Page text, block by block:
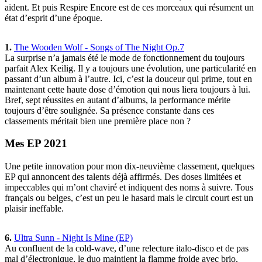
aident. Et puis Respire Encore est de ces morceaux qui résument un
état d’esprit d’une époque.
1. The Wooden Wolf - Songs of The Night Op.7
La surprise n’a jamais été le mode de fonctionnement du toujours
parfait Alex Keilig. Il y a toujours une évolution, une particularité en
passant d’un album à l’autre. Ici, c’est la douceur qui prime, tout en
maintenant cette haute dose d’émotion qui nous liera toujours à lui.
Bref, sept réussites en autant d’albums, la performance mérite
toujours d’être soulignée. Sa présence constante dans ces
classements méritait bien une première place non ?
Mes EP 2021
Une petite innovation pour mon dix-neuvième classement, quelques
EP qui annoncent des talents déjà affirmés. Des doses limitées et
impeccables qui m’ont chaviré et indiquent des noms à suivre. Tous
français ou belges, c’est un peu le hasard mais le circuit court est un
plaisir ineffable.
6. Ultra Sunn - Night Is Mine (EP)
Au confluent de la cold-wave, d’une relecture italo-disco et de pas
mal d’électronique, le duo maintient la flamme froide avec brio.